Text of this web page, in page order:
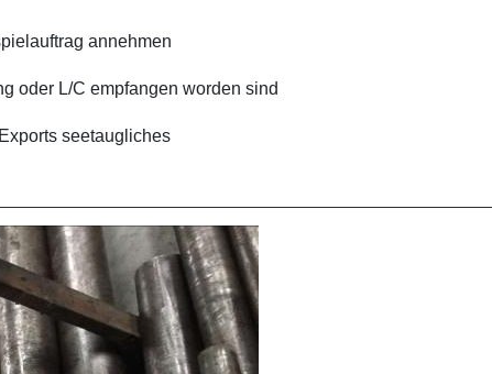
annehmen
oder L/C empfangen worden sind
seetaugliches